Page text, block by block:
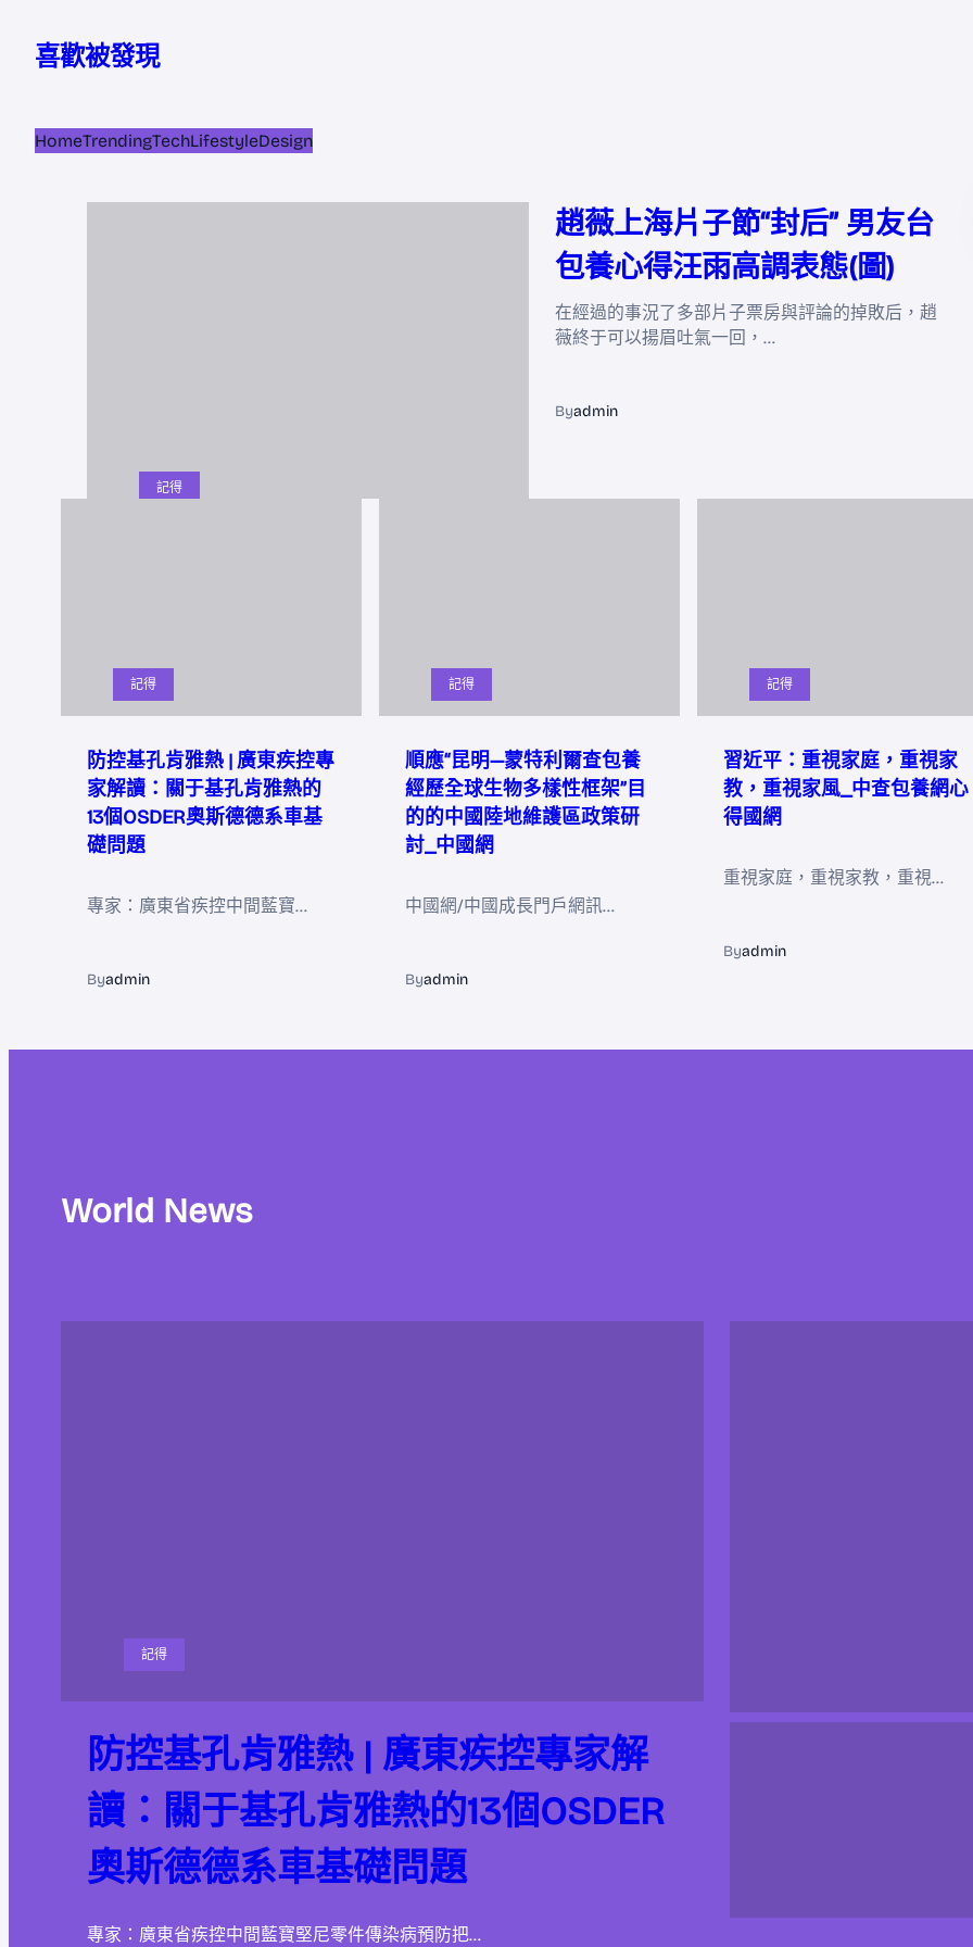
喜歡被發現
HomeTrendingTechLifestyleDesign
記得
趙薇上海片子節“封后” 男友台
包養心得汪雨高調表態(圖)
在經過的事況了多部片子票房與評論的掉敗后，趙
薇終于可以揚眉吐氣一回，…
Byadmin
記得
防控基孔肯雅熱 | 廣東疾控專
家解讀：關于基孔肯雅熱的
13個OSDER奧斯德德系車基
礎問題
專家：廣東省疾控中間藍寶…
Byadmin
記得
順應“昆明—蒙特利爾查包養
經歷全球生物多樣性框架”目
的的中國陸地維護區政策研
討_中國網
中國網/中國成長門戶網訊…
Byadmin
記得
習近平：重視家庭，重視家
教，重視家風_中查包養網心
得國網
重視家庭，重視家教，重視…
Byadmin
World News
記得
防控基孔肯雅熱 | 廣東疾控專家解
讀：關于基孔肯雅熱的13個OSDER
奧斯德德系車基礎問題
專家：廣東省疾控中間藍寶堅尼零件傳染病預防把…